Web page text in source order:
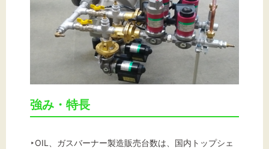
強み・特長
‣OIL、ガスバーナー製造販売台数は、国内トップシェ